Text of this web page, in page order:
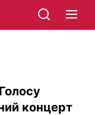
концерт